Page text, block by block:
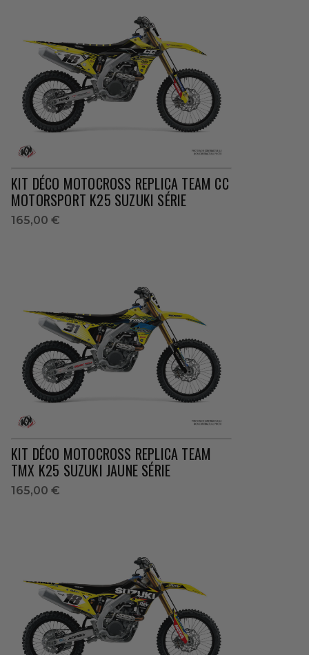
KIT DÉCO MOTOCROSS REPLICA TEAM CC
MOTORSPORT K25 SUZUKI SÉRIE
165,00 €
KIT DÉCO MOTOCROSS REPLICA TEAM
TMX K25 SUZUKI JAUNE SÉRIE
165,00 €